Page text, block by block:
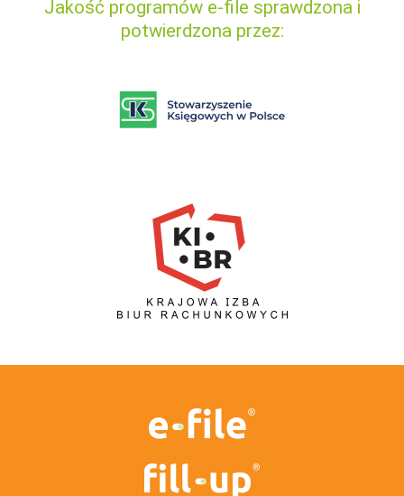
Jakość programów e-file sprawdzona i
potwierdzona przez: